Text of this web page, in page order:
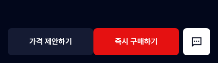
가격 제안하기 즉시 구매하기